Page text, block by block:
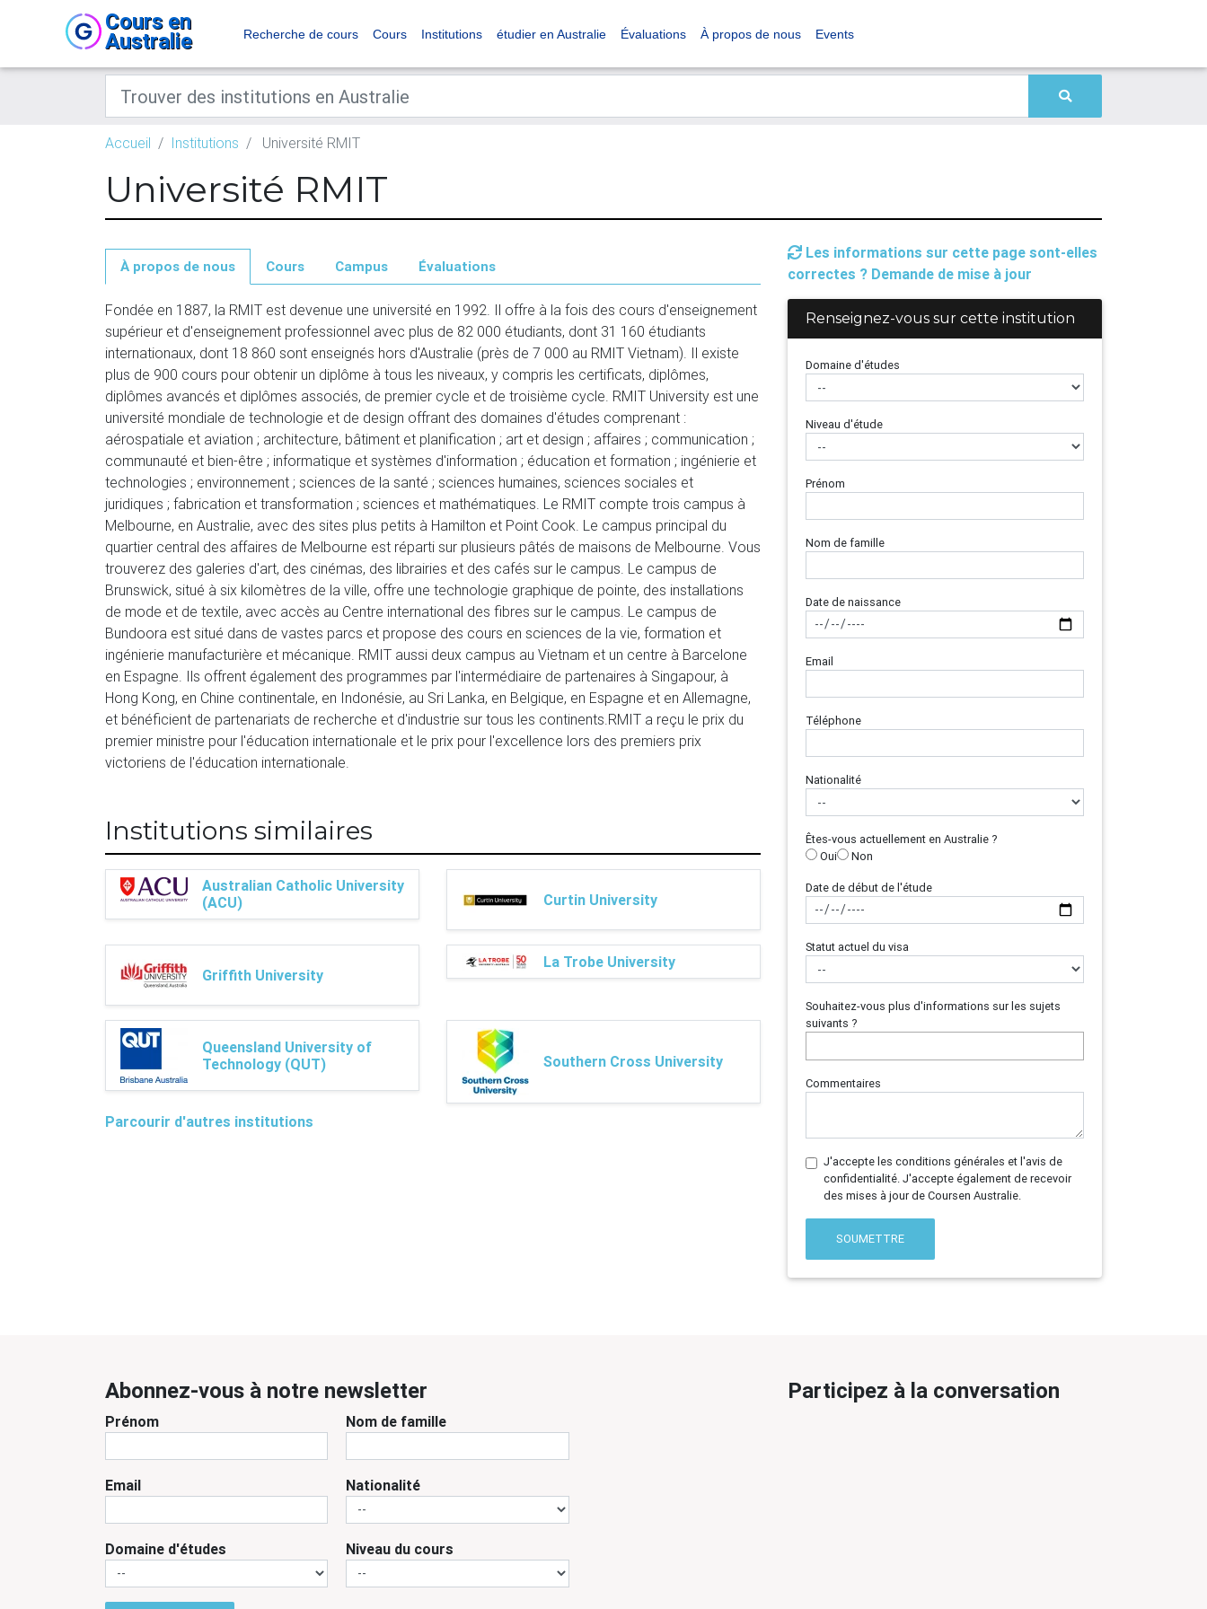
Cours en
Australie Recherche de cours Cours Institutions étudier en Australie Évaluations À propos de nous Events
Accueil Institutions Université RMIT
Université RMIT
À propos de nous Cours Campus Évaluations
Fondée en 1887, la RMIT est devenue une université en 1992. Il offre à la fois des cours d'enseignement
supérieur et d'enseignement professionnel avec plus de 82 000 étudiants, dont 31 160 étudiants
internationaux, dont 18 860 sont enseignés hors d'Australie (près de 7 000 au RMIT Vietnam). Il existe
plus de 900 cours pour obtenir un diplôme à tous les niveaux, y compris les certificats, diplômes,
diplômes avancés et diplômes associés, de premier cycle et de troisième cycle. RMIT University est une
université mondiale de technologie et de design offrant des domaines d'études comprenant :
aérospatiale et aviation ; architecture, bâtiment et planification ; art et design ; affaires ; communication ;
communauté et bien-être ; informatique et systèmes d'information ; éducation et formation ; ingénierie et
technologies ; environnement ; sciences de la santé ; sciences humaines, sciences sociales et
juridiques ; fabrication et transformation ; sciences et mathématiques. Le RMIT compte trois campus à
Melbourne, en Australie, avec des sites plus petits à Hamilton et Point Cook. Le campus principal du
quartier central des affaires de Melbourne est réparti sur plusieurs pâtés de maisons de Melbourne. Vous
trouverez des galeries d'art, des cinémas, des librairies et des cafés sur le campus. Le campus de
Brunswick, situé à six kilomètres de la ville, offre une technologie graphique de pointe, des installations
de mode et de textile, avec accès au Centre international des fibres sur le campus. Le campus de
Bundoora est situé dans de vastes parcs et propose des cours en sciences de la vie, formation et
ingénierie manufacturière et mécanique. RMIT aussi deux campus au Vietnam et un centre à Barcelone
en Espagne. Ils offrent également des programmes par l'intermédiaire de partenaires à Singapour, à
Hong Kong, en Chine continentale, en Indonésie, au Sri Lanka, en Belgique, en Espagne et en Allemagne,
et bénéficient de partenariats de recherche et d'industrie sur tous les continents.RMIT a reçu le prix du
premier ministre pour l'éducation internationale et le prix pour l'excellence lors des premiers prix
victoriens de l'éducation internationale.
Institutions similaires
Australian Catholic University
(ACU)
Curtin University
Griffith University
La Trobe University
Queensland University of
Technology (QUT)
Southern Cross University
Parcourir d'autres institutions
Les informations sur cette page sont-elles
correctes ? Demande de mise à jour
Renseignez-vous sur cette institution
Domaine d'études
Niveau d'étude
Prénom
Nom de famille
Date de naissance
Email
Téléphone
Nationalité
Êtes-vous actuellement en Australie ?
Oui
Non
Date de début de l'étude
Statut actuel du visa
Souhaitez-vous plus d'informations sur les sujets
suivants ?
Commentaires
J'accepte les conditions générales et l'avis de
confidentialité. J'accepte également de recevoir
des mises à jour de Coursen Australie.
SOUMETTRE
Abonnez-vous à notre newsletter
Prénom Nom de famille
Email Nationalité
Domaine d'études Niveau du cours
Participez à la conversation